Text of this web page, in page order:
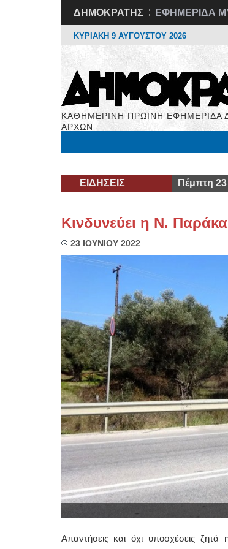
ΔΗΜΟΚΡΑΤΗΣ ΕΦΗΜΕΡΙΔΑ
ΚΥΡΙΑΚΗ 9 ΑΥΓΟΥΣΤΟΥ 2026
ΚΑΘΗΜΕΡΙΝΗ ΠΡΩΙΝΗ ΕΦΗΜΕΡΙΔΑ
ΑΡΧΩΝ
ΕΙΔΗΣΕΙΣ Πέμπτη 23
Κινδυνεύει η Ν.
23 ΙΟΥΝΙΟΥ 2022
Απαντήσεις και όχι υποσχέσεις